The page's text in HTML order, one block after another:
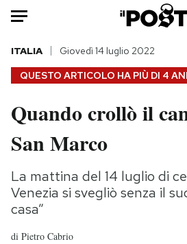
HOME
Italia
Politica
Tecnologia
Internet
Cultura
QUESTO ARTICOLO HA PIÙ DI 4
ITALIA Giovedì 14 luglio 2022
Quando crollò il
San Marco
La mattina del 14 luglio di
Venezia si svegliò senza il
casa”
di Pietro Cabrio